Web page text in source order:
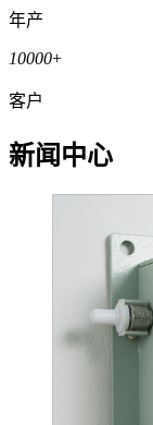
年产
10000+
客户
新闻中心